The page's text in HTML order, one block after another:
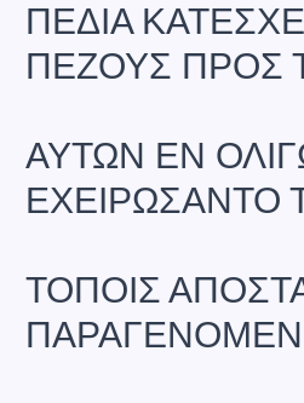
ΠΕΔΙΑ
ΠΕΖΟΥΣ ΠΡΟΣ
ΑΥΤΩΝ ΕΝ
ΕΧΕΙΡΩΣΑΝΤΟ
ΤΟΠΟΙΣ